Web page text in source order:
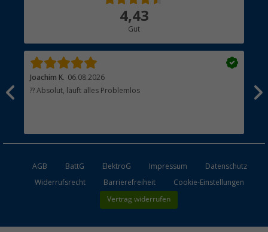
4,43
Gut
Joachim K. 06.08.2026
?? Absolut, läuft alles Problemlos
AGB BattG ElektroG Impressum
Datenschutz
Widerrufsrecht
Barrierefreiheit Cookie-Einstellungen
Vertrag widerrufen